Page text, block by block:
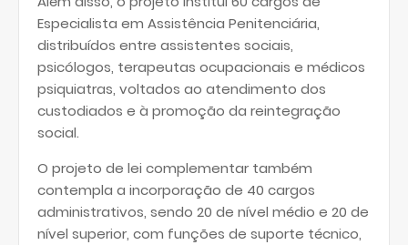
Especialista em Assistência Penitenciária,
distribuídos entre assistentes sociais,
psicólogos, terapeutas ocupacionais e médicos
psiquiatras, voltados ao atendimento dos
custodiados e à promoção da reintegração
social.
O projeto de lei complementar também
contempla a incorporação de 40 cargos
administrativos, sendo 20 de nível médio e 20 de
nível superior, com funções de suporte técnico,